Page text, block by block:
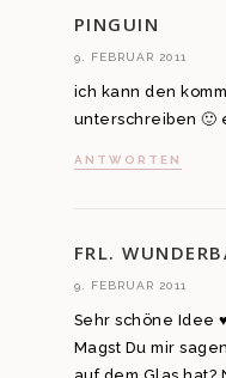
PINGUIN
9. FEBRUAR 2011
ich kann den
unterschreiben 🙂
ANTWORTEN
FRL.
9. FEBRUAR 2011
Sehr schöne Idee ♥
Magst Du mir